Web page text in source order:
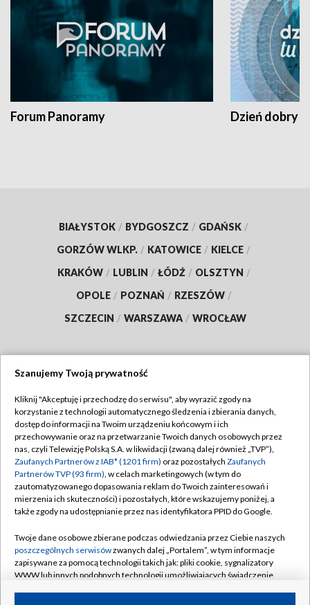
Forum Panoramy Dzień dobry
BIAŁYSTOK / BYDGOSZCZ / GDAŃSK /
GORZÓW WLKP. / KATOWICE / KIELCE /
KRAKÓW / LUBLIN / ŁÓDŹ / OLSZTYN /
OPOLE / POZNAŃ / RZESZÓW /
SZCZECIN / WARSZAWA / WROCŁAW
TVP
Abonament TVP
Emisja w TVP
Centrum informacji TVP
Naziemna Telewizja Cyfrowa
Rada Programowa
System NOS
Informacje o nadawcy
Regulamin TVP
Polityka prywatności
Moje zgody
Pomoc
Kontakt
Kanały
Szanujemy Twoją prywatność
Kliknij "Akceptuję i przechodzę do serwisu", aby wyrazić zgody na
korzystanie z technologii automatycznego śledzenia i zbierania danych,
dostęp do informacji na Twoim urządzeniu końcowym i ich
przechowywanie oraz na przetwarzanie Twoich danych osobowych przez
nas, czyli Telewizję Polską S.A. w likwidacji (zwaną dalej również „TVP”),
Zaufanych Partnerów z IAB* (1201 firm) oraz pozostałych Zaufanych
Partnerów TVP (93 firm), w celach marketingowych (w tym do
zautomatyzowanego dopasowania reklam do Twoich zainteresowań i
mierzenia ich skuteczności) i pozostałych, które wskazujemy poniżej, a
także zgody na udostępnianie przez nas identyfikatora PPID do Google.
Twoje dane osobowe zbierane podczas odwiedzania przez Ciebie naszych
poszczególnych serwisówzwanych dalej „Portalem”, w tym informacje
zapisywane za pomocą technologii takich jak: pliki cookie, sygnalizatory
WWW lub innych podobnych technologii umożliwiających świadczenie